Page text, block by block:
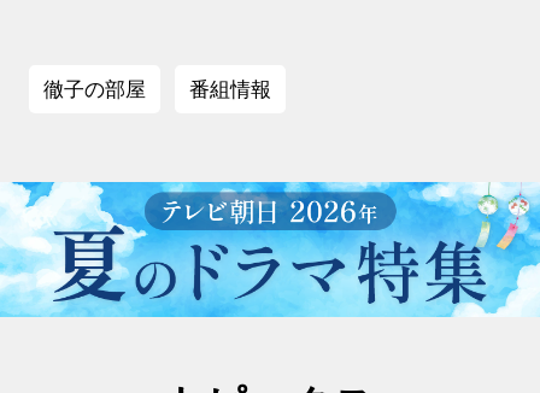
徹子の部屋 番組情報